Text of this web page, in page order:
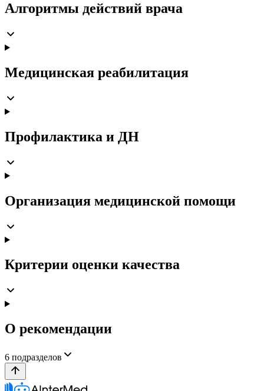
Алгоритмы действий врача
Медицинская реабилитация
Профилактика и ДН
Организация медицинской помощи
Критерии оценки качества
О рекомендации
6 подразделов